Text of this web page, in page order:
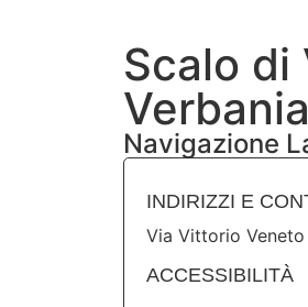
Scalo di
Verbania
Navigazione
INDIRIZZI E
Via Vittorio Veneto
ACCESSIBILITÀ